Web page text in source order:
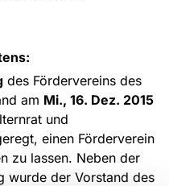
des Fördervereins des
am Mi., 16. Dez. 2015
und
einen Förderverein
zu lassen. Neben der
wurde der Vorstand des